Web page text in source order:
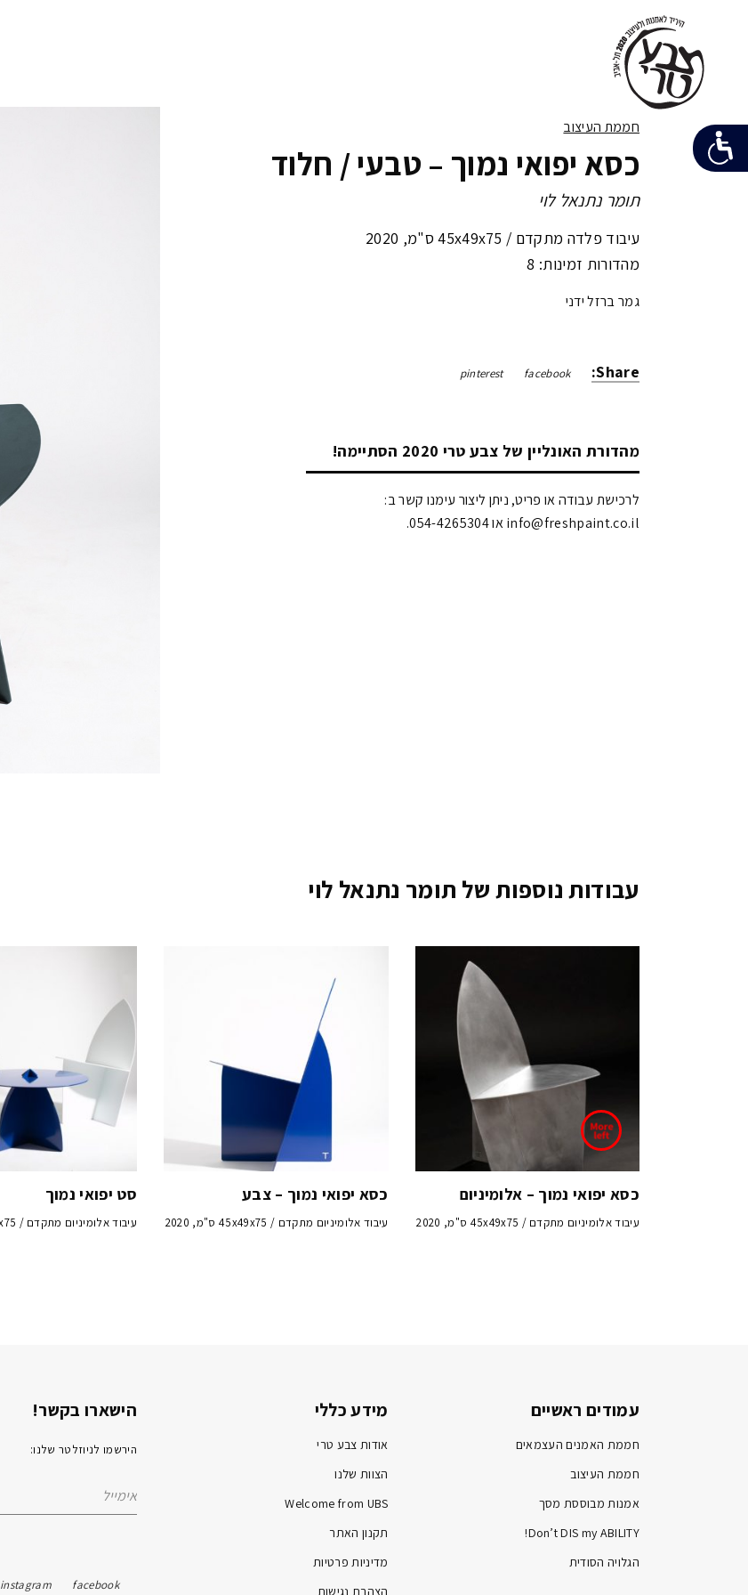
חממת העיצוב
כסא יפואי נמוך – טבעי / חלוד
תומר נתנאל לוי
עיבוד פלדה מתקדם / 45x49x75 ס"מ ,
מהדורות זמינות: 8
גמר ברזל ידני
Share:
facebook
pinterest
מהדורת האונליין של צבע טרי 2020 הסתיימה!
לרכישת עבודה או פריט, ניתן ליצור עימנו קשר ב:
info@freshpaint.co.il‏ או 054-4265304.
עבודות נוספות של תומר נתנאל לוי
כסא יפואי נמוך – אלומיניום
עיבוד אלומיניום מתקדם / 45x49x75 ס"מ, 2020
כסא יפואי נמוך – צבע
עיבוד אלומיניום מתקדם / 45x49x75 ס"מ, 2020
סט יפואי נמוך
עיבוד אלומיניום מתקדם / 45x49x75 ס"מ, 2020
עמודים ראשיים
חממת האמנים העצמאים
חממת העיצוב
אמנות מבוססת מסך
Don’t DIS my ABILITY!
הגלויה הסודית
מידע כללי
אודות צבע טרי
הצוות שלנו
Welcome from UBS
תקנון האתר
מדיניות פרטיות
הצהרת נגישות
הישארו בקשר!
הירשמו לניוזלטר שלנו:
facebook
instagram